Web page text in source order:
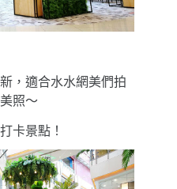
，適合水水網美們拍
照〜
卡景點！